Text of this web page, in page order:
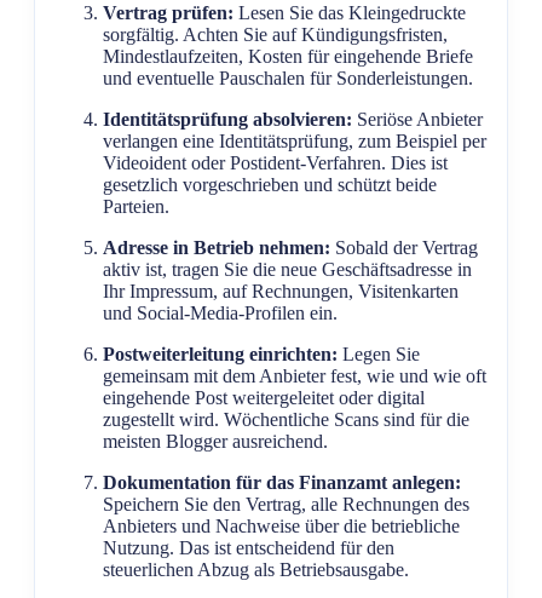
Vertrag prüfen: Lesen Sie das Kleingedruckte
sorgfältig. Achten Sie auf Kündigungsfristen,
Mindestlaufzeiten, Kosten für eingehende Briefe
und eventuelle Pauschalen für Sonderleistungen.
Identitätsprüfung absolvieren: Seriöse Anbieter
verlangen eine Identitätsprüfung, zum Beispiel per
Videoident oder Postident-Verfahren. Dies ist
gesetzlich vorgeschrieben und schützt beide
Parteien.
Adresse in Betrieb nehmen: Sobald der Vertrag
aktiv ist, tragen Sie die neue Geschäftsadresse in
Ihr Impressum, auf Rechnungen, Visitenkarten
und Social-Media-Profilen ein.
Postweiterleitung einrichten: Legen Sie
gemeinsam mit dem Anbieter fest, wie und wie oft
eingehende Post weitergeleitet oder digital
zugestellt wird. Wöchentliche Scans sind für die
meisten Blogger ausreichend.
Dokumentation für das Finanzamt anlegen:
Speichern Sie den Vertrag, alle Rechnungen des
Anbieters und Nachweise über die betriebliche
Nutzung. Das ist entscheidend für den
steuerlichen Abzug als Betriebsausgabe.